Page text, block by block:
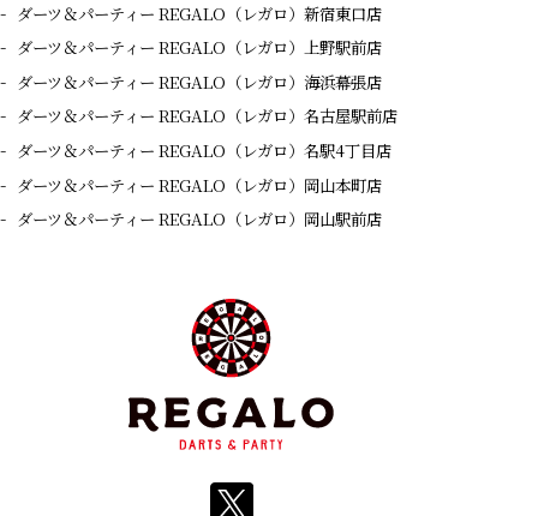
ダーツ＆パーティー REGALO（レガロ）新宿東口店
ダーツ＆パーティー REGALO（レガロ）上野駅前店
ダーツ＆パーティー REGALO（レガロ）海浜幕張店
ダーツ＆パーティー REGALO（レガロ）名古屋駅前店
ダーツ＆パーティー REGALO（レガロ）名駅4丁目店
ダーツ＆パーティー REGALO（レガロ）岡山本町店
ダーツ＆パーティー REGALO（レガロ）岡山駅前店